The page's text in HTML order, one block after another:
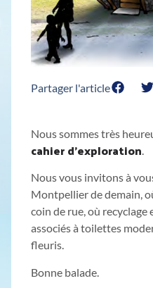
Partager l'article
Nous sommes très
cahier d’exploration.
Nous vous invitons à
Montpellier de demain,
coin de rue, où recyclage
associés à toilettes
fleuris.
Bonne balade.